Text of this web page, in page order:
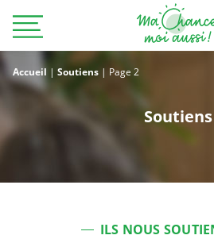
Accueil | Soutiens | Page 2
Soutiens
ILS NOUS